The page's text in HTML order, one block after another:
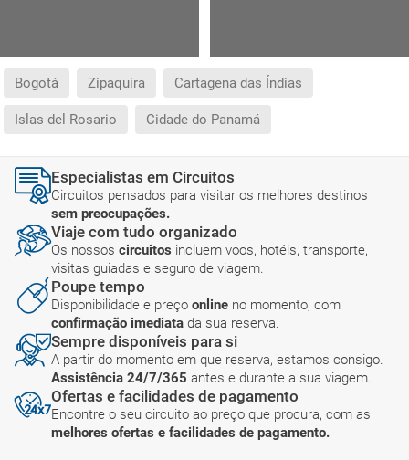
Bogotá Zipaquira Cartagena das Índias
Islas del Rosario Cidade do Panamá
Especialistas em Circuitos
Circuitos pensados para visitar os melhores destinos
sem preocupações.
Viaje com tudo organizado
Os nossos circuitos incluem voos, hotéis, transporte,
visitas guiadas e seguro de viagem.
Poupe tempo
Disponibilidade e preço online no momento, com
confirmação imediata da sua reserva.
Sempre disponíveis para si
A partir do momento em que reserva, estamos consigo.
Assistência 24/7/365 antes e durante a sua viagem.
Ofertas e facilidades de pagamento
Encontre o seu circuito ao preço que procura, com as
melhores ofertas e facilidades de pagamento.